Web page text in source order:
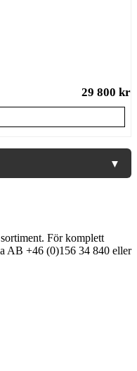
29 800 kr
▼
För komplett
AB +46 (0)156 34 840 eller